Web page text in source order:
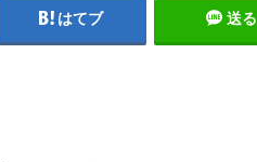
はてブ 送る